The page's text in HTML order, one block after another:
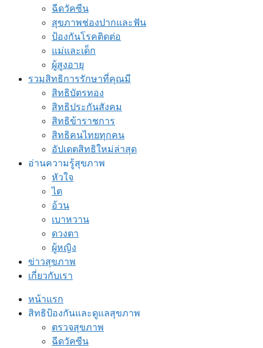
ฉีดวัคซีน
สุขภาพช่องปากและฟัน
ป้องกันโรคติดต่อ
แม่และเด็ก
ผู้สูงอายุ
รวมสิทธิการรักษาที่คุณมี
สิทธิบัตรทอง
สิทธิประกันสังคม
สิทธิข้าราชการ
สิทธิคนไทยทุกคน
อัปเดตสิทธิใหม่ล่าสุด
อ่านความรู้สุขภาพ
หัวใจ
ไต
อ้วน
เบาหวาน
ดวงตา
ผู้หญิง
ข่าวสุขภาพ
เกี่ยวกับเรา
หน้าแรก
สิทธิป้องกันและดูแลสุขภาพ
ตรวจสุขภาพ
ฉีดวัคซีน